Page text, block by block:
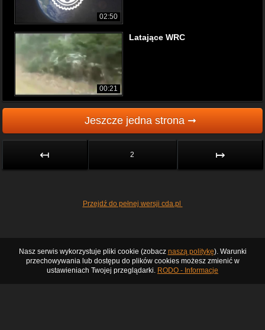
02:50
00:21
Latające WRC
Jeszcze jedna strona ➞
↤ 2 ↦
Przejdź do pełnej wersji cda.pl
Nasz serwis wykorzystuje pliki cookie (zobacz naszą politykę). Warunki
przechowywania lub dostępu do plików cookies możesz zmienić w
ustawieniach Twojej przeglądarki. RODO - Informacje